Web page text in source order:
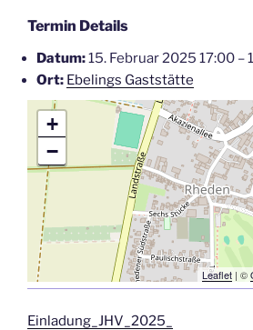
Termin Details
Datum:15. Februar 2025 17:00 –
Ort: Ebelings Gaststätte
+
−
Leaflet | ©
Einladung_JHV_2025_